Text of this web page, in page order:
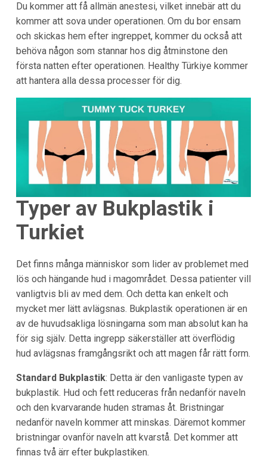
Du kommer att få allmän anestesi, vilket innebär att du
kommer att sova under operationen. Om du bor ensam
och skickas hem efter ingreppet, kommer du också att
behöva någon som stannar hos dig åtminstone den
första natten efter operationen. Healthy Türkiye kommer
att hantera alla dessa processer för dig.
Typer av Bukplastik i
Turkiet
Det finns många människor som lider av problemet med
lös och hängande hud i magområdet. Dessa patienter vill
vanligtvis bli av med dem. Och detta kan enkelt och
mycket mer lätt avlägsnas. Bukplastik operationen är en
av de huvudsakliga lösningarna som man absolut kan ha
för sig själv. Detta ingrepp säkerställer att överflödig
hud avlägsnas framgångsrikt och att magen får rätt form.
Standard Bukplastik: Detta är den vanligaste typen av
bukplastik. Hud och fett reduceras från nedanför naveln
och den kvarvarande huden stramas åt. Bristningar
nedanför naveln kommer att minskas. Däremot kommer
bristningar ovanför naveln att kvarstå. Det kommer att
finnas två ärr efter bukplastiken.